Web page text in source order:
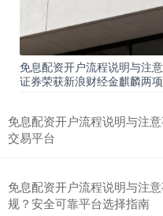
免息配资开户流程说明与注
证券荣获新浪财经金麒麟两
免息配资开户流程说明与注
交易平台
免息配资开户流程说明与注
规？安全可靠平台选择指南